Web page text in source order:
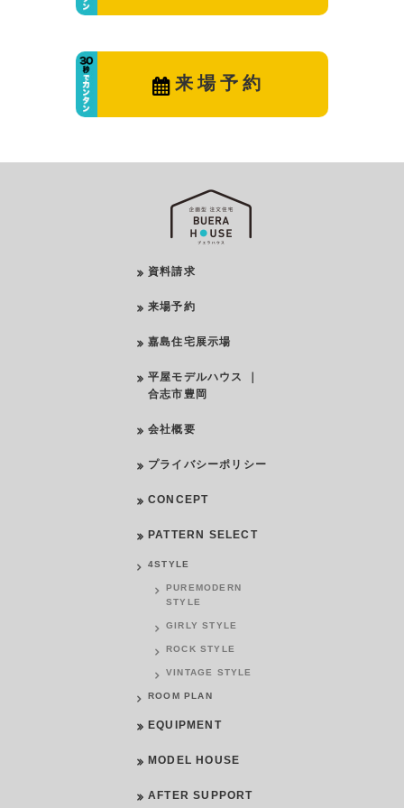
来場予約
資料請求
来場予約
嘉島住宅展示場
平屋モデルハウス ｜
合志市豊岡
会社概要
プライバシーポリシー
CONCEPT
PATTERN SELECT
4STYLE
PUREMODERN
STYLE
GIRLY STYLE
ROCK STYLE
VINTAGE STYLE
ROOM PLAN
EQUIPMENT
MODEL HOUSE
AFTER SUPPORT